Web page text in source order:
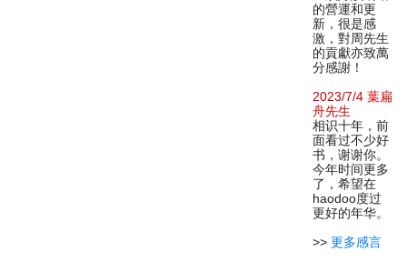
的營運和更
新，很是感
激，對周先生
的貢獻亦致萬
分感謝！
2023/7/4 葉扁
舟先生
相识十年，前
面看过不少好
书，谢谢你。
今年时间更多
了，希望在
haodoo度过
更好的年华。
>> 更多感言